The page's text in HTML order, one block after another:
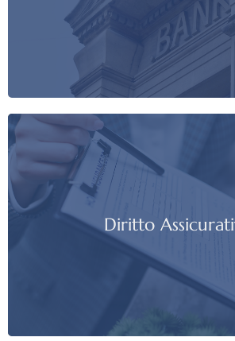
Diritto